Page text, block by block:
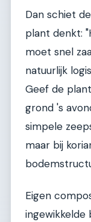
Dan schiet
plant denkt:
moet snel
natuurlijk
Geef de
grond 's
simpele
maar bij
Eigen
ingewikkelde